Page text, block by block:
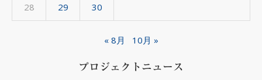
28 29 30
« 8月 10月 »
プロジェクトニュース